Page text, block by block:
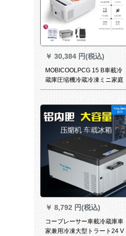
￥ 30,384 円(税込)
MOBICOOLPCG 15 B車載冷
蔵庫圧缩機冷蔵冷凍ミニ家庭
用冷蔵庫庫庫家兼用小冷蔵庫
￥ 8,792 円(税込)
コープレーサー車載冷蔵庫車
家兼用冷凍大型トラート24 V